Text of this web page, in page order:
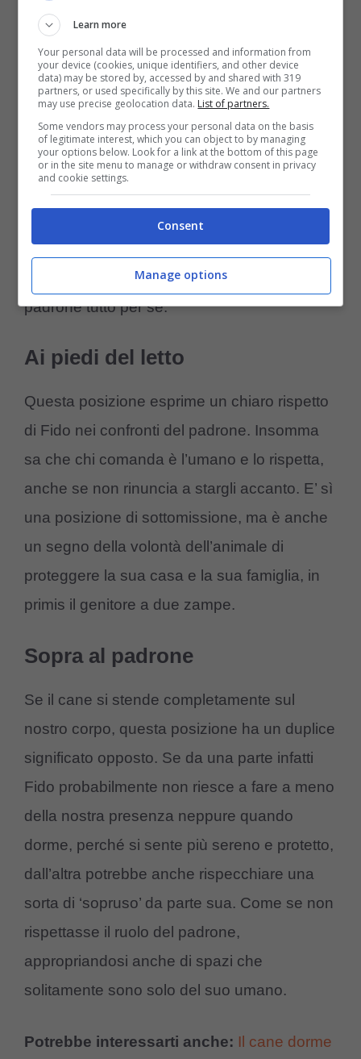
solitamente si sceglie sempre il centro del
letto per dormire in questa posizione.
In mezzo a due umani
Se il padrone dorme con un altro umano, è
possibile che il cane cerchi il rapporto con
entrambi. Quindi al bando la gelosia: a
quanto pare l’amore di Fido riesce anche a
superare il fatto di non poter avere il suo
padrone tutto per sé.
Ai piedi del letto
Questa posizione esprime un chiaro rispetto
di Fido nei confronti del padrone. Insomma
sa che chi comanda è l’umano e lo rispetta,
anche se non rinuncia a stargli accanto. E’ sì
una posizione di sottomissione, ma è anche
un segno della volontà dell’animale di
proteggere la sua casa e la sua famiglia, in
primis il genitore a due zampe.
Sopra al padrone
Se il cane si stende completamente sul
nostro corpo, questa posizione ha un duplice
significato opposto. Se da una parte infatti
Fido probabilmente non riesce a fare a meno
della nostra presenza neppure quando
dorme, perché si sente più sereno e protetto,
dall’altra potrebbe anche rispecchiare una
sorta di ‘sopruso’ da parte sua. Come se non
rispettasse il ruolo del padrone,
appropriandosi anche di spazi che
solitamente sono solo del suo umano.
Potrebbe interessarti anche: Il cane dorme
Learn more
Your personal data will be processed and information from
your device (cookies, unique identifiers, and other device
data) may be stored by, accessed by and shared with 319
partners, or used specifically by this site. We and our partners
may use precise geolocation data. List of partners.
Some vendors may process your personal data on the basis
of legitimate interest, which you can object to by managing
your options below. Look for a link at the bottom of this page
or in the site menu to manage or withdraw consent in privacy
and cookie settings.
Consent
Manage options